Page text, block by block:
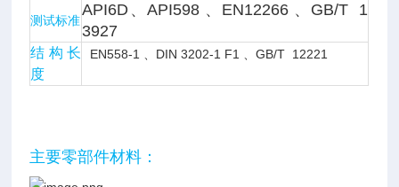
测试标准
API6D、API598 、 EN12266 、GB/T 1
3927
结构长
度
EN558-1 、DIN 3202-1 F1 、GB/T 12221
主要零部件材料：